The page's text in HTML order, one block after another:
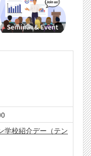
学校紹介デー（テン